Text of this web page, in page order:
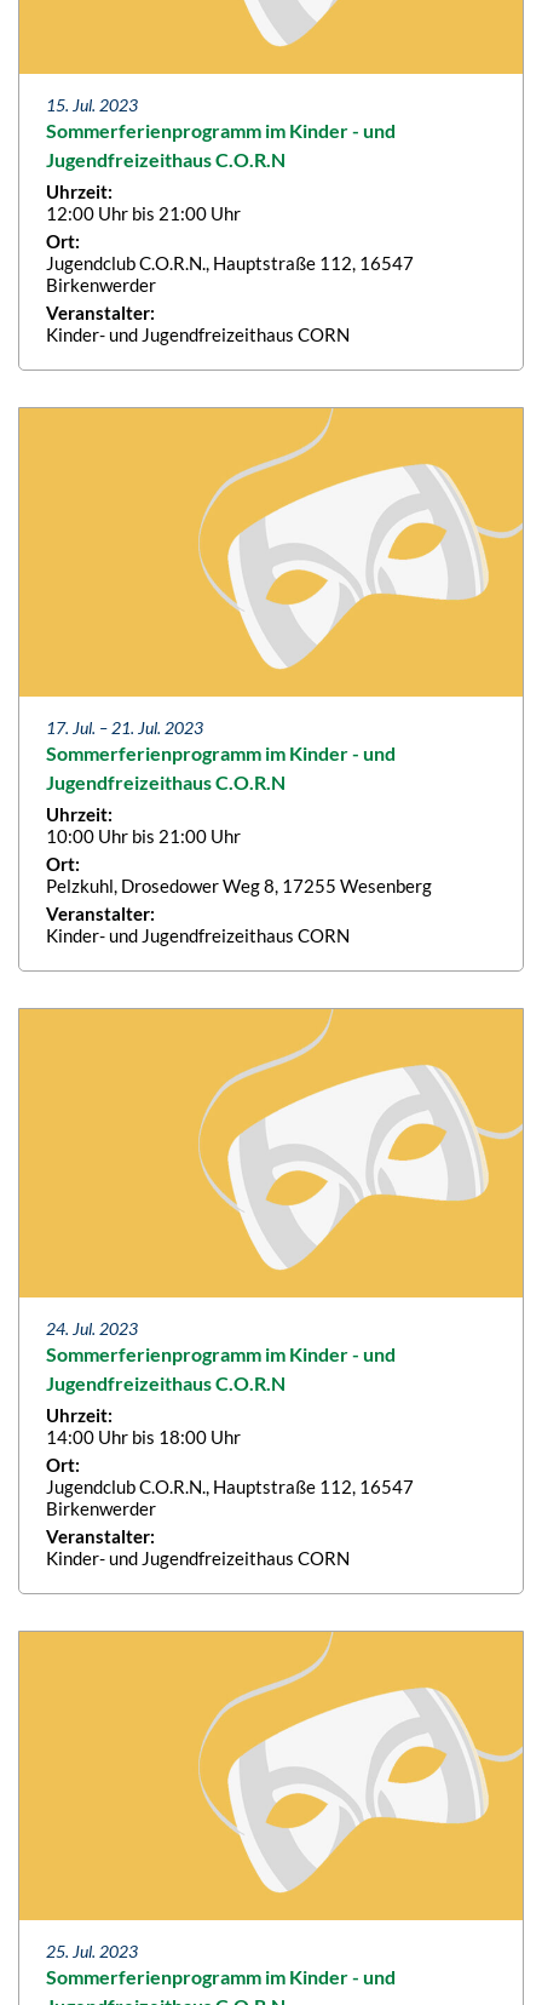
15. Jul. 2023
Sommerferienprogramm im Kinder - und
Jugendfreizeithaus C.O.R.N
Uhrzeit:
12:00 Uhr bis 21:00 Uhr
Ort:
Jugendclub C.O.R.N., Hauptstraße 112, 16547
Birkenwerder
Veranstalter:
Kinder- und Jugendfreizeithaus CORN
17. Jul. – 21. Jul. 2023
Sommerferienprogramm im Kinder - und
Jugendfreizeithaus C.O.R.N
Uhrzeit:
10:00 Uhr bis 21:00 Uhr
Ort:
Pelzkuhl, Drosedower Weg 8, 17255 Wesenberg
Veranstalter:
Kinder- und Jugendfreizeithaus CORN
24. Jul. 2023
Sommerferienprogramm im Kinder - und
Jugendfreizeithaus C.O.R.N
Uhrzeit:
14:00 Uhr bis 18:00 Uhr
Ort:
Jugendclub C.O.R.N., Hauptstraße 112, 16547
Birkenwerder
Veranstalter:
Kinder- und Jugendfreizeithaus CORN
25. Jul. 2023
Sommerferienprogramm im Kinder - und